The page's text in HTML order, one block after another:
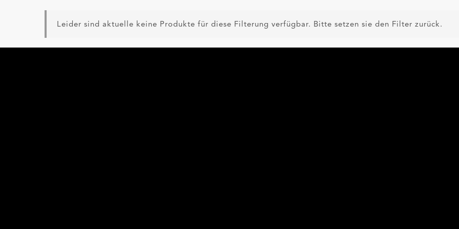
Leider sind aktuelle keine Produkte für diese Filterung verfügbar. Bitte setzen sie den Filter zurück.